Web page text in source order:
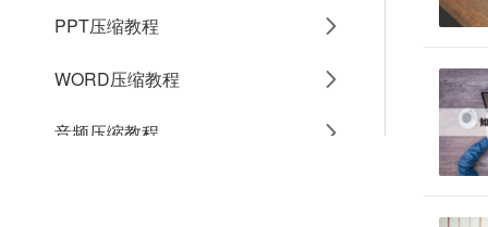
PPT压缩教程
WORD压缩教程
音频压缩教程